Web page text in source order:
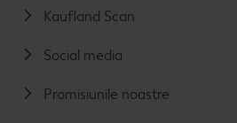
Kaufland Scan
Social media
Promisiunile noastre